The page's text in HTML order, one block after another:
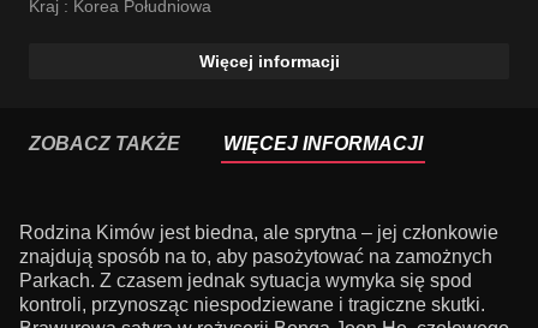
Kraj : Korea Południowa
Więcej informacji
ZOBACZ TAKŻE WIĘCEJ INFORMACJI
Rodzina Kimów jest biedna, ale sprytna – jej członkowie
znajdują sposób na to, aby pasożytować na zamożnych
Parkach. Z czasem jednak sytuacja wymyka się spod
kontroli, przynosząc niespodziewane i tragiczne skutki.